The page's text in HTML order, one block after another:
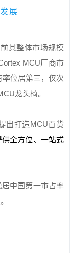
展
其整体市场规模
MCU厂商市
率位居第三，仅次
龙头椅。
出打造MCU百货
全方位、一站式
居中国第一市占率